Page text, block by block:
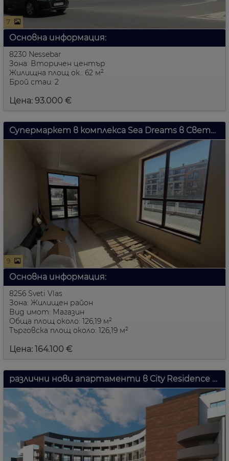
7
Основна информация:
8230 Nessebar
Зона: Вторичен център
Цена: 93.000 €
Жилищна площ ок.: 62 м²
Брой стаи: 2
Супермаркет в комплекса Sea Dreams в Свети Влас
9
Основна информация:
8256 Sveti Vlas
Зона: Жилищен район
Вид имот: Магазин
Цена: 164.100 €
Обща площ около: 126,19 м²
Търговска площ около: 126,19 м²
различни нови апартаменти в City Residence Sonnenstrand България